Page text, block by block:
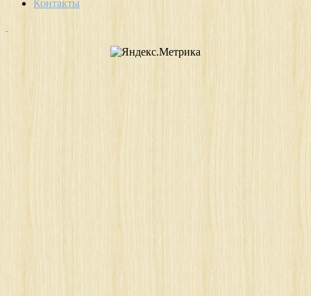
Контакты